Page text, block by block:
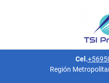
Cel.
Región